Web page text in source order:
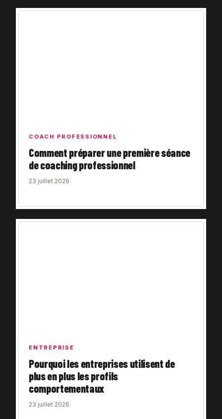
COACH PROFESSIONNEL
Comment préparer une première séance
de coaching professionnel
23 juillet 2026
ENTREPRISE
Pourquoi les entreprises utilisent de
plus en plus les profils
comportementaux
23 juillet 2026